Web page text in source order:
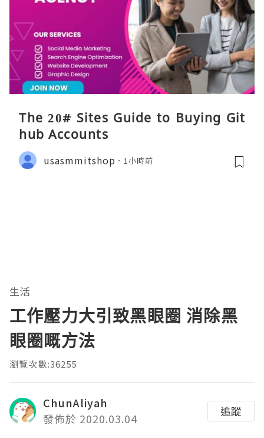
The 20# Sites Guide to Buying Git
hub Accounts
usasmmitshop 1小時前
生活
工作壓力大引致黑眼圈 消除黑
眼圈嘅方法
瀏覽次數:36255
ChunAliyah
發佈於 2020.03.04
追蹤